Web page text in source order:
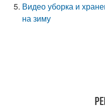
Видео уборка и
на зиму